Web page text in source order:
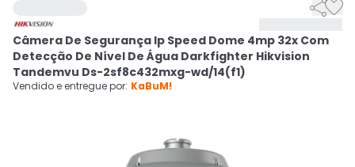
Cupons
Mais Vendidos
CADASTRE-SE

Câmera De Segurança Ip Speed Dome 4mp 32x Com
Detecção De Nível De Água Darkfighter Hikvision
Tandemvu Ds-2sf8c432mxg-wd/14(f1)
Vendido e entregue por: KaBuM!